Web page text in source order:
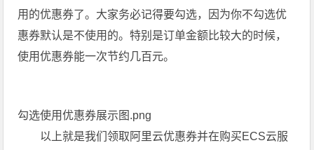
用的优惠券了。大家务必记得要勾选，因为你不勾选优
惠券默认是不使用的。特别是订单金额比较大的时候，
使用优惠券能一次节约几百元。
勾选使用优惠券展示图.png
以上就是我们领取阿里云优惠券并在购买ECS云服